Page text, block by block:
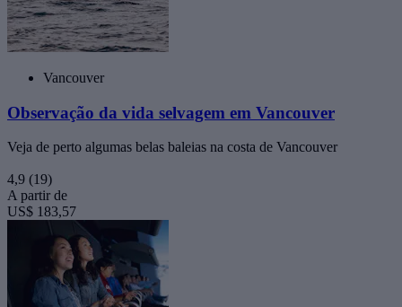
Vancouver
Observação da vida selvagem em Vancouver
Veja de perto algumas belas baleias na costa de Vancouver
4,9 (19)
A partir de
US$ 183,57